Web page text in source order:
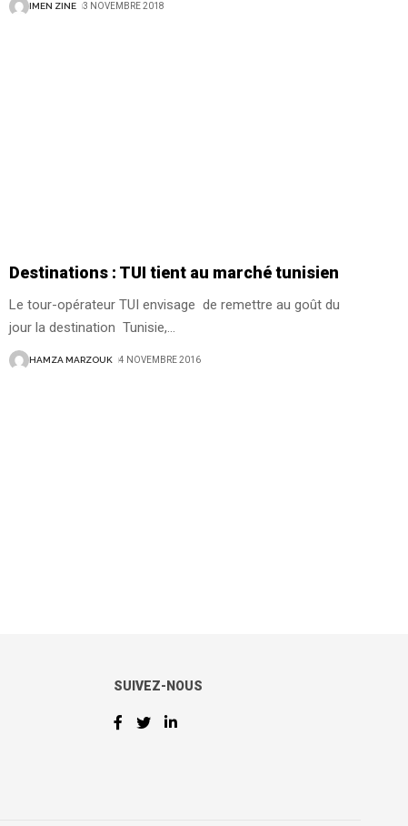
IMEN ZINE 3 NOVEMBRE 2018
Destinations : TUI tient au marché tunisien
Le tour-opérateur TUI envisage de remettre au goût du
jour la destination Tunisie,…
HAMZA MARZOUK 4 NOVEMBRE 2016
SUIVEZ-NOUS